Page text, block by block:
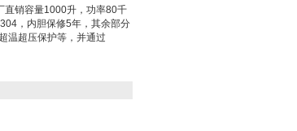
直销容量1000升，功率80千
，内胆保修5年，其余部分
温超压保护等，并通过